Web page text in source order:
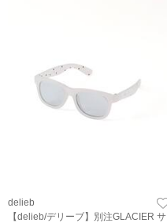
delieb
【delieb/デリーブ】別注GLACIER サ